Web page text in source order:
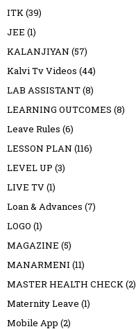
ITK(39)
JEE (1)
KALANJIYAN (57)
Kalvi Tv Videos (44)
LAB ASSISTANT(8)
LEARNING OUTCOMES (8)
Leave Rules (6)
LESSON PLAN (116)
LEVEL UP (3)
LIVE TV(1)
Loan & Advances (7)
LOGO (1)
MAGAZINE (5)
MANARMENI (11)
MASTER HEALTH CHECK(2)
Maternity Leave (1)
Mobile App (2)